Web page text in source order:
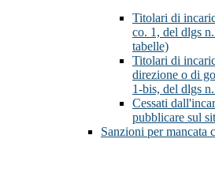
Titolari di
co. 1, del dlgs
tabelle)
Titolari di
direzione o di
1-bis, del dlgs
Cessati
pubblicare sul
Sanzioni per mancata